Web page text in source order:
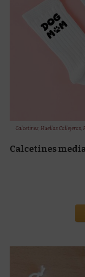
Calcetines,Huellas Callejeras,
Calcetines